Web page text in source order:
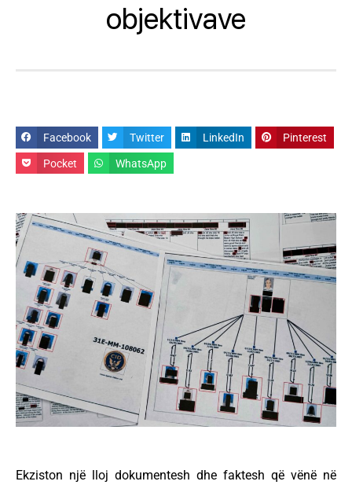
objektivave
Facebook Twitter LinkedIn Pinterest
Pocket WhatsApp
Ekziston një lloj dokumentesh dhe faktesh që vënë në